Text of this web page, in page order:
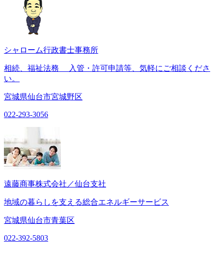
シャローム行政書士事務所
相続、福祉法務 入管・許可申請等、気軽にご相談くださ
い。
宮城県仙台市宮城野区
022-293-3056
遠藤商事株式会社／仙台支社
地域の暮らしを支える総合エネルギーサービス
宮城県仙台市青葉区
022-392-5803